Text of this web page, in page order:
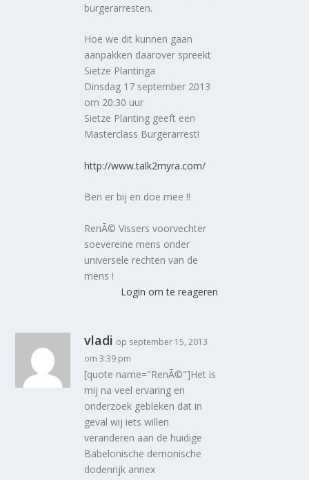
burgerarresten.
Hoe we dit kunnen gaan
aanpakken daarover spreekt
Sietze Plantinga
Dinsdag 17 september 2013
om 20:30 uur
Sietze Planting geeft een
Masterclass Burgerarrest!
http://www.talk2myra.com/
Ben er bij en doe mee !!
RenÃ© Vissers voorvechter
soevereine mens onder
universele rechten van de
mens !
Login om te reageren
vladi op september 15, 2013
om 3:39 pm
[quote name="RenÃ©"]Het is
mij na veel ervaring en
onderzoek gebleken dat in
geval wij iets willen
veranderen aan de huidige
Babelonische demonische
dodenrijk annex